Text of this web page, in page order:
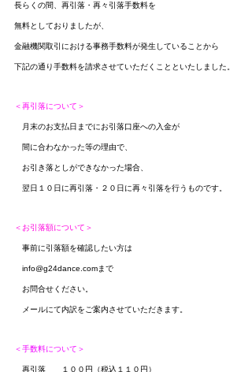
長らくの間、再引落・再々引落手数料を
無料としておりましたが、
金融機関取引における事務手数料が発生していることから
下記の通り手数料を請求させていただくことといたしました。
＜再引落について＞
月末のお支払日までにお引落口座への入金が
間に合わなかった等の理由で、
お引き落としができなかった場合、
翌日１０日に再引落・２０日に再々引落を行うものです。
＜お引落額について＞
事前に引落額を確認したい方は
info@g24dance.comまで
お問合せください。
メールにて内訳をご案内させていただきます。
＜手数料について＞
再引落　　１００円（税込１１０円）